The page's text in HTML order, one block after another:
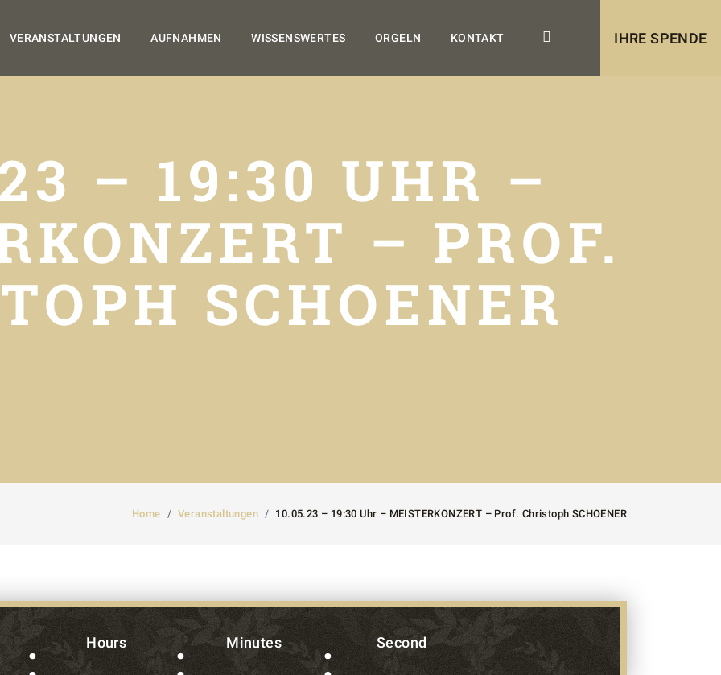
VERANSTALTUNGEN AUFNAHMEN WISSENSWERTES ORGELN KONTAKT IHRE SPENDE
– 19:30 UHR –
– PROF.
SCHOENER
Home Veranstaltungen 10.05.23 – 19:30 Uhr – MEISTERKONZERT – Prof. Christoph SCHOENER
Hours Minutes Second